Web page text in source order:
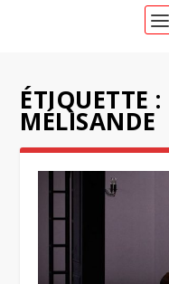
ÉTIQUETTE :
MÉLISANDE